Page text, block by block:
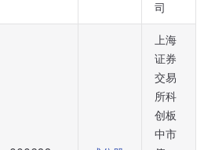
司
上海
证券
交易
所科
创板
中市